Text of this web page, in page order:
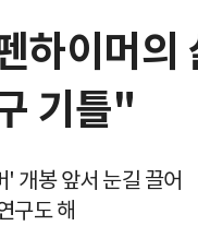
하이머
기틀"
개봉 앞서 눈길 끌어
구도 해